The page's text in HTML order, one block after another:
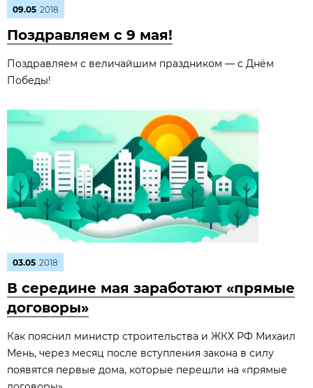
09.05 2018
Поздравляем c 9 мая!
Поздравляем с величайшим праздником — с Днём
Победы!
03.05 2018
В середине мая заработают «прямые
договоры»
Как пояснил министр строительства и ЖКХ РФ Михаил
Мень, через месяц после вступления закона в силу
появятся первые дома, которые перешли на «прямые